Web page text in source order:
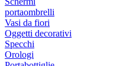
portaombrelli
Vasi da fiori
Oggetti decorativi
Specchi
Orologi